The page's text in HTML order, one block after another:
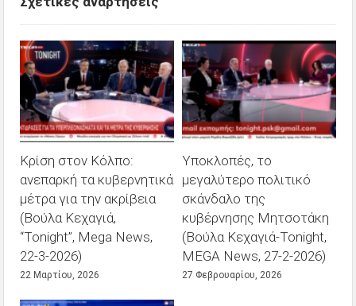
Κρίση στον Κόλπο:
ανεπαρκή τα κυβερνητικά
μέτρα για την ακρίβεια
(Βούλα Κεχαγιά,
“Tonight”, Mega News,
22-3-2026)
22 Μαρτίου, 2026
Υποκλοπές, το
μεγαλύτερο πολιτικό
σκάνδαλο της
κυβέρνησης Μητσοτάκη
(Βούλα Κεχαγιά-Tonight,
MEGA News, 27-2-2026)
27 Φεβρουαρίου, 2026